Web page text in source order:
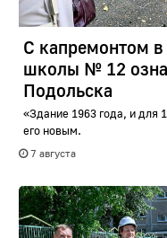
С капремонтом
школы № 12
Подольска
«Здание 1963 года, и
его новым.
7 августа